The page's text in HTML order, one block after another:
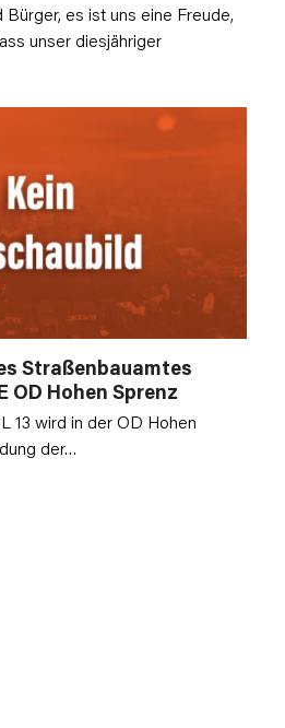
es ist uns eine Freude,
unser diesjähriger
Straßenbauamtes
OD Hohen Sprenz
13 wird in der OD Hohen
der…